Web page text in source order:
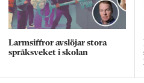
Larmsiffror avslöjar stora
språksveket i skolan